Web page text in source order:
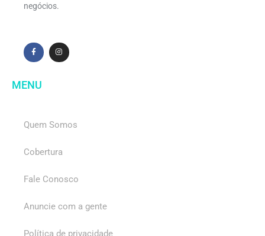
negócios.
MENU
Quem Somos
Cobertura
Fale Conosco
Anuncie com a gente
Política de privacidade